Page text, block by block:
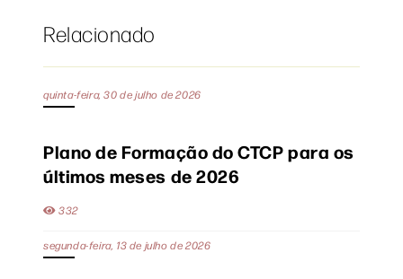
Relacionado
quinta-feira, 30 de julho de 2026
Plano de Formação do CTCP para os
últimos meses de 2026
332
segunda-feira, 13 de julho de 2026